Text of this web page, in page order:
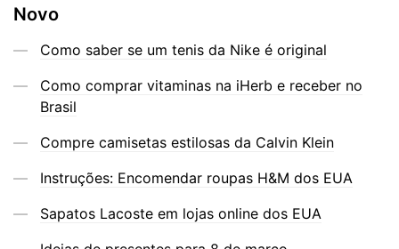
Novo
Como saber se um tenis da Nike é original
Como comprar vitaminas na iHerb e receber no
Brasil
Compre camisetas estilosas da Calvin Klein
Instruções: Encomendar roupas H&M dos EUA
Sapatos Lacoste em lojas online dos EUA